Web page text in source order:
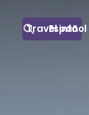
Travel info
Español